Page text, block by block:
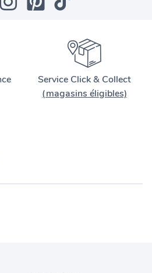
Service Click & Collect
(magasins éligibles)